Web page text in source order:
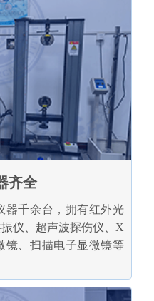
齐全
器千余台，拥有红外光
仪、超声波探伤仪、X
镜、扫描电子显微镜等